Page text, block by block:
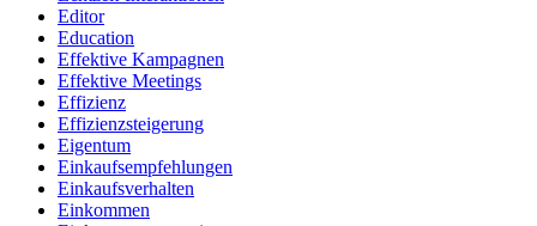
Editor
Education
Effektive Kampagnen
Effektive Meetings
Effizienz
Effizienzsteigerung
Eigentum
Einkaufsempfehlungen
Einkaufsverhalten
Einkommen